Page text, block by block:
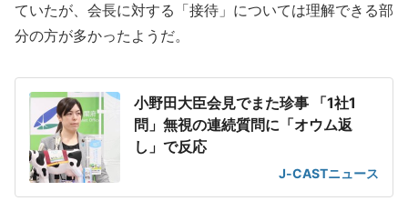
ていたが、会長に対する「接待」については理解できる部
分の方が多かったようだ。
小野田大臣会見でまた珍事 「1社1
問」無視の連続質問に「オウム返
し」で反応
J-CASTニュース